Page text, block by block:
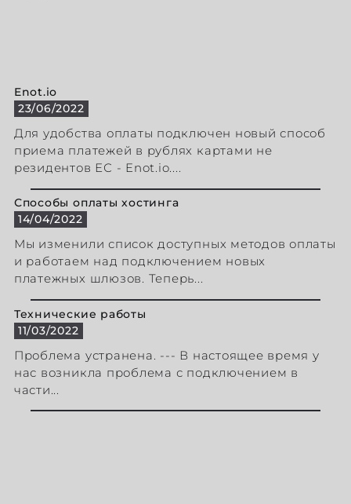
Enot.io
23/06/2022
Для удобства оплаты подключен новый способ
приема платежей в рублях картами не
резидентов ЕС - Enot.io....
Способы оплаты хостинга
14/04/2022
Мы изменили список доступных методов оплаты
и работаем над подключением новых
платежных шлюзов. Теперь...
Технические работы
11/03/2022
Проблема устранена. --- В настоящее время у
нас возникла проблема с подключением в
части...